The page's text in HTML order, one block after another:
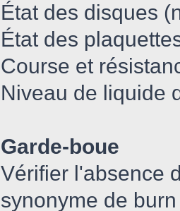
État des disques
État des
Course et
Niveau de liquide
Garde-boue
Vérifier l'absence
synonyme de